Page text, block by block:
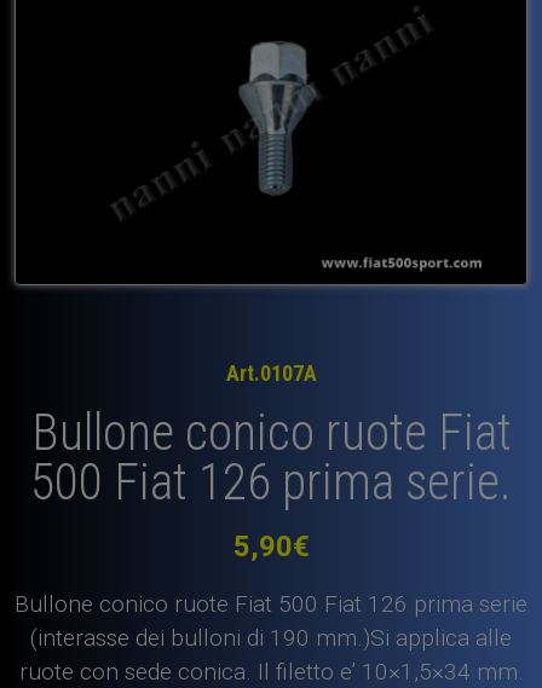
Art.0107A
Bullone conico ruote Fiat
500 Fiat 126 prima serie.
5,90€
Bullone conico ruote Fiat 500 Fiat 126 prima serie
(interasse dei bulloni di 190 mm.)Si applica alle
ruote con sede conica. Il filetto e’ 10×1,5×34 mm.